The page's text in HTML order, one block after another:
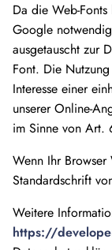
Da die Web-
Google
ausgetauscht zur
Font. Die
Interesse einer
unserer Online-
im Sinne von
Wenn Ihr
Standardschrift
Weitere
https://